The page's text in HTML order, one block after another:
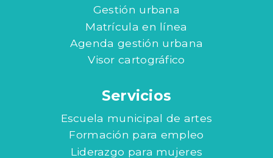
Gestión urbana
Matrícula en línea
Agenda gestión urbana
Visor cartográfico
Servicios
Escuela municipal de artes
Formación para empleo
Liderazgo para mujeres